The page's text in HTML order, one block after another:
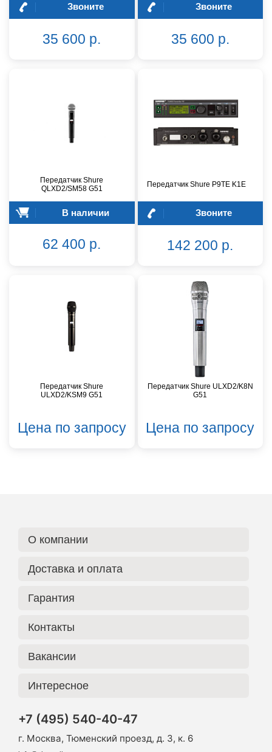
Звоните
35 600 р.
Звоните
35 600 р.
Передатчик Shure
QLXD2/SM58 G51
В наличии
62 400 р.
Передатчик Shure P9TE K1E
Звоните
142 200 р.
Передатчик Shure
ULXD2/KSM9 G51
Цена по запросу
Передатчик Shure ULXD2/K8N
G51
Цена по запросу
О компании
Доставка и оплата
Гарантия
Контакты
Вакансии
Интересное
+7 (495) 540-40-47
г. Москва, Тюменский проезд, д. 3, к. 6